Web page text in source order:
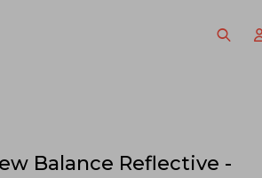
Balance Reflective -